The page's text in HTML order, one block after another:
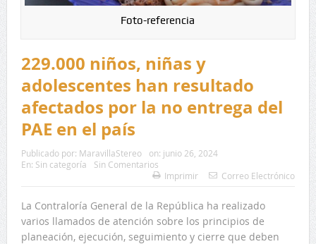
Foto-referencia
229.000 niños, niñas y
adolescentes han resultado
afectados por la no entrega del
PAE en el país
Publicado por: MaravillaStereo on: junio 26, 2024
En: Sin categoría
Sin Comentarios
Imprimir
Correo Electrónico
La Contraloría General de la República ha realizado
varios llamados de atención sobre los principios de
planeación, ejecución, seguimiento y cierre que deben